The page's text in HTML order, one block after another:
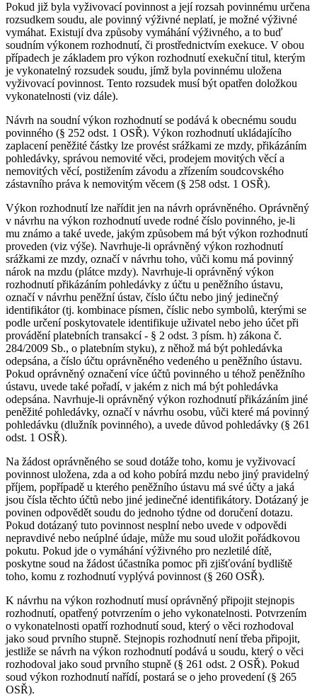
Pokud již byla vyživovací povinnost a její rozsah povinnému určena
rozsudkem soudu, ale povinný výživné neplatí, je možné výživné
vymáhat. Existují dva způsoby vymáhání výživného, a to buď
soudním výkonem rozhodnutí, či prostřednictvím exekuce. V obou
případech je základem pro výkon rozhodnutí exekuční titul, kterým
je vykonatelný rozsudek soudu, jímž byla povinnému uložena
vyživovací povinnost. Tento rozsudek musí být opatřen doložkou
vykonatelnosti (viz dále).
Návrh na soudní výkon rozhodnutí se podává k obecnému soudu
povinného (§ 252 odst. 1 OSŘ). Výkon rozhodnutí ukládajícího
zaplacení peněžité částky lze provést srážkami ze mzdy, přikázáním
pohledávky, správou nemovité věci, prodejem movitých věcí a
nemovitých věcí, postižením závodu a zřízením soudcovského
zástavního práva k nemovitým věcem (§ 258 odst. 1 OSŘ).
Výkon rozhodnutí lze nařídit jen na návrh oprávněného. Oprávněný
v návrhu na výkon rozhodnutí uvede rodné číslo povinného, je-li
mu známo a také uvede, jakým způsobem má být výkon rozhodnutí
proveden (viz výše). Navrhuje-li oprávněný výkon rozhodnutí
srážkami ze mzdy, označí v návrhu toho, vůči komu má povinný
nárok na mzdu (plátce mzdy). Navrhuje-li oprávněný výkon
rozhodnutí přikázáním pohledávky z účtu u peněžního ústavu,
označí v návrhu peněžní ústav, číslo účtu nebo jiný jedinečný
identifikátor (tj. kombinace písmen, číslic nebo symbolů, kterými se
podle určení poskytovatele identifikuje uživatel nebo jeho účet při
provádění platebních transakcí - § 2 odst. 3 písm. h) zákona č.
284/2009 Sb., o platebním styku), z něhož má být pohledávka
odepsána, a číslo účtu oprávněného vedeného u peněžního ústavu.
Pokud oprávněný označení více účtů povinného u téhož peněžního
ústavu, uvede také pořadí, v jakém z nich má být pohledávka
odepsána. Navrhuje-li oprávněný výkon rozhodnutí přikázáním jiné
peněžité pohledávky, označí v návrhu osobu, vůči které má povinný
pohledávku (dlužník povinného), a uvede důvod pohledávky (§ 261
odst. 1 OSŘ).
Na žádost oprávněného se soud dotáže toho, komu je vyživovací
povinnost uložena, zda a od koho pobírá mzdu nebo jiný pravidelný
příjem, popřípadě u kterého peněžního ústavu má své účty a jaká
jsou čísla těchto účtů nebo jiné jedinečné identifikátory. Dotázaný je
povinen odpovědět soudu do jednoho týdne od doručení dotazu.
Pokud dotázaný tuto povinnost nesplní nebo uvede v odpovědi
nepravdivé nebo neúplné údaje, může mu soud uložit pořádkovou
pokutu. Pokud jde o vymáhání výživného pro nezletilé dítě,
poskytne soud na žádost účastníka pomoc při zjišťování bydliště
toho, komu z rozhodnutí vyplývá povinnost (§ 260 OSŘ).
K návrhu na výkon rozhodnutí musí oprávněný připojit stejnopis
rozhodnutí, opatřený potvrzením o jeho vykonatelnosti. Potvrzením
o vykonatelnosti opatří rozhodnutí soud, který o věci rozhodoval
jako soud prvního stupně. Stejnopis rozhodnutí není třeba připojit,
jestliže se návrh na výkon rozhodnutí podává u soudu, který o věci
rozhodoval jako soud prvního stupně (§ 261 odst. 2 OSŘ). Pokud
soud výkon rozhodnutí nařídí, postará se o jeho provedení (§ 265
OSŘ).